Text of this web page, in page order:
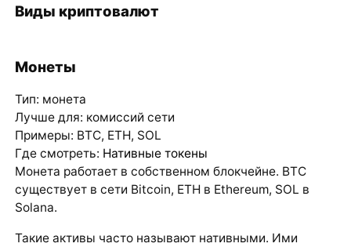
Виды криптовалют
Монеты
Тип: монета
Лучше для: комиссий сети
Примеры: BTC, ETH, SOL
Где смотреть: Нативные токены
Монета работает в собственном блокчейне. BTC
существует в сети Bitcoin, ETH в Ethereum, SOL в
Solana.
Такие активы часто называют нативными. Ими